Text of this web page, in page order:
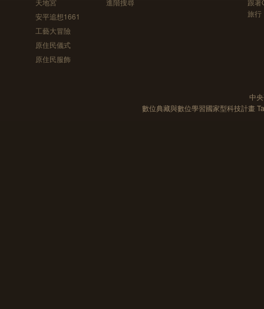
天地宮
安平追想1661
工藝大冒險
原住民儀式
原住民服飾
進階搜尋
跟
旅行
中
數位典藏與數位學習國家型科技計畫